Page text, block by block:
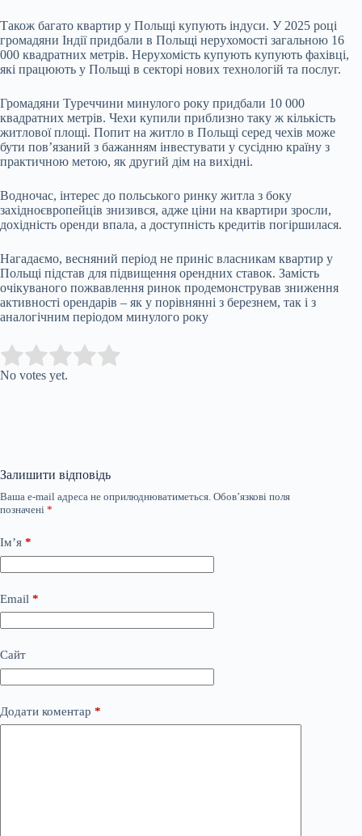
Також багато квартир у Польщі купують індуси. У 2025 році
громадяни Індії придбали в Польщі нерухомості загальною 16
000 квадратних метрів. Нерухомість купують купують фахівці,
які працюють у Польщі в секторі нових технологій та послуг.
Громадяни Туреччини минулого року придбали 10 000
квадратних метрів. Чехи купили приблизно таку ж кількість
житлової площі. Попит на житло в Польщі серед чехів може
бути пов’язаний з бажанням інвестувати у сусідню країну з
практичною метою, як другий дім на вихідні.
Водночас, інтерес до польського ринку житла з боку
західноєвропейців знизився, адже ціни на квартири зросли,
дохідність оренди впала, а доступність кредитів погіршилася.
Нагадаємо, весняний період не приніс власникам квартир у
Польщі підстав для підвищення орендних ставок. Замість
очікуваного пожвавлення ринок продемонстрував зниження
активності орендарів – як у порівнянні з березнем, так і з
аналогічним періодом минулого року
Rate this item:
No votes yet.
Залишити відповідь
Ваша e-mail адреса не оприлюднюватиметься. Обов’язкові поля
позначені *
Ім’я *
Email *
Сайт
Додати коментар *